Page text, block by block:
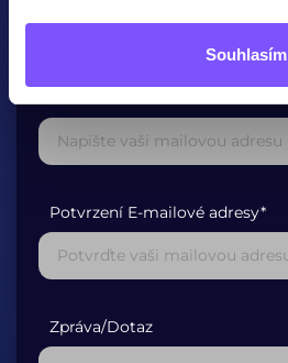
Souhlasím
Potvrzení E-mailové adresy*
Zpráva/Dotaz